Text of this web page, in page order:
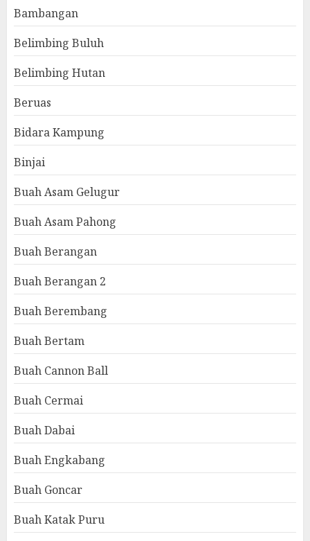
Bambangan
Belimbing Buluh
Belimbing Hutan
Beruas
Bidara Kampung
Binjai
Buah Asam Gelugur
Buah Asam Pahong
Buah Berangan
Buah Berangan 2
Buah Berembang
Buah Bertam
Buah Cannon Ball
Buah Cermai
Buah Dabai
Buah Engkabang
Buah Goncar
Buah Katak Puru